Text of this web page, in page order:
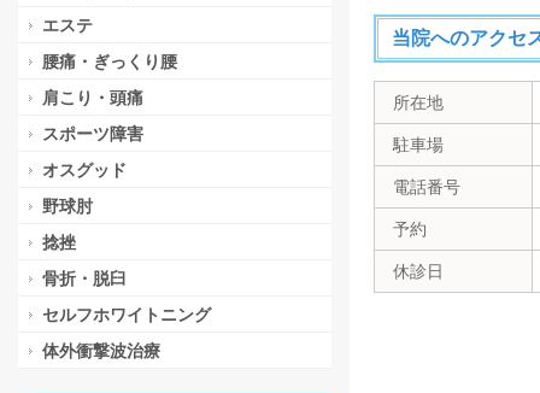
当院へのアクセ
所在地
駐車場
電話番号
予約
休診日
エステ
腰痛・ぎっくり腰
肩こり・頭痛
スポーツ障害
オスグッド
野球肘
捻挫
骨折・脱臼
セルフホワイトニング
体外衝撃波治療